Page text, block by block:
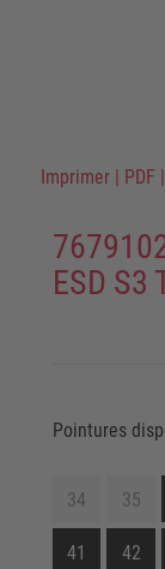
Imprimer | PDF |
ESD S3
Pointures
34 35
41 42